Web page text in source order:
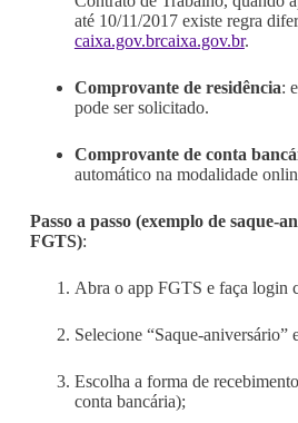
até 10/11/2017 existe regra
caixa.gov.brcaixa.gov.br.
Comprovante de residência:
pode ser solicitado.
Comprovante de conta
automático na modalidade
Passo a passo (exemplo de saque-
FGTS):
Abra o app FGTS e faça login
Selecione “Saque-aniversário”
Escolha a forma de
conta bancária);